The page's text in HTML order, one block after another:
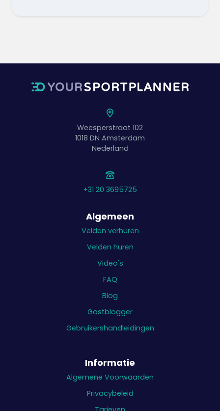
Weesperstraat 102
1018 DN Amsterdam
Nederland
+31 20 3695725
Algemeen
Velden verhuren
Velden huren
Video's
FAQ
Blog
Gastblogger
Gebruikershandleidingen
Informatie
Algemene Voorwaarden
Privacybeleid